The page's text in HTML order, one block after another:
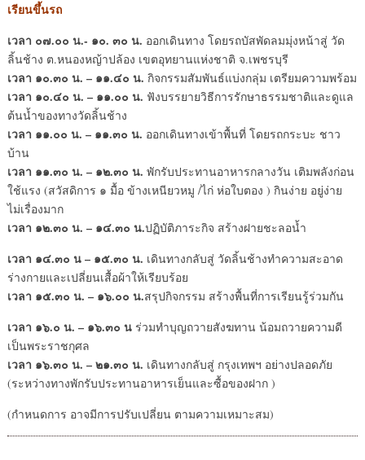
เรียนขึ้นรถ
เวลา ๐๗.๐๐ น.- ๑๐. ๓๐ น. ออกเดินทาง โดยรถบัสพัดลมมุ่งหน้าสู่ วัด
ลิ้นช้าง ต.หนองหญ้าปล้อง เขตอุทยานแห่งชาติ จ.เพชรบุรี
เวลา ๑๐.๓๐ น. – ๑๑.๔๐ น. กิจกรรมสัมพันธ์แบ่งกลุ่ม เตรียมความพร้อม
เวลา ๑๐.๔๐ น. – ๑๑.๐๐ น. ฟังบรรยายวิธีการรักษาธรรมชาติและดูแล
ต้นน้ำของทางวัดลิ้นช้าง
เวลา ๑๑.๐๐ น. – ๑๑.๓๐ น. ออกเดินทางเข้าพื้นที่ โดยรถกระบะ ชาว
บ้าน
เวลา ๑๑.๓๐ น. – ๑๒.๓๐ น. พักรับประทานอาหารกลางวัน เติมพลังก่อน
ใช้แรง (สวัสดิการ ๑ มื้อ ข้างเหนียวหมู /ไก่ ห่อใบตอง ) กินง่าย อยู่ง่าย
ไม่เรื่องมาก
เวลา ๑๒.๓๐ น. – ๑๔.๓๐ น.ปฏิบัติภาระกิจ สร้างฝายชะลอน้ำ
เวลา ๑๔.๓๐ น – ๑๕.๓๐ น. เดินทางกลับสู่ วัดลิ้นช้างทำความสะอาด
ร่างกายและเปลี่ยนเสื้อผ้าให้เรียบร้อย
เวลา ๑๕.๓๐ น. – ๑๖.๐๐ น.สรุปกิจกรรม สร้างพื้นที่การเรียนรู้ร่วมกัน
เวลา ๑๖.๐ น. – ๑๖.๓๐ นร่วมทำบุญถวายสังฆทาน น้อมถวายความดี
เป็นพระราชกุศล
เวลา ๑๖.๓๐ น. – ๒๑.๓๐ น. เดินทางกลับสู่ กรุงเทพฯ อย่างปลอดภัย
(ระหว่างทางพักรับประทานอาหารเย็นและซื้อของฝาก )
(กำหนดการ อาจมีการปรับเปลี่ยน ตามความเหมาะสม)